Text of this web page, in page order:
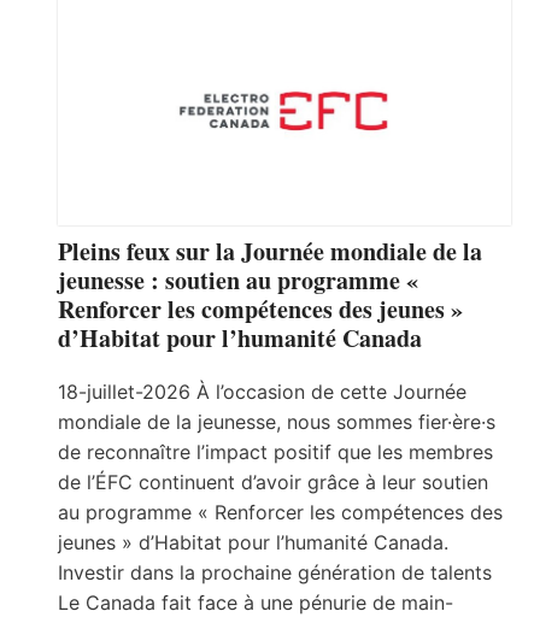
Pleins feux sur la Journée mondiale de la
jeunesse : soutien au programme «
Renforcer les compétences des jeunes »
d’Habitat pour l’humanité Canada
18-juillet-2026 À l’occasion de cette Journée
mondiale de la jeunesse, nous sommes fier·ère·s
de reconnaître l’impact positif que les membres
de l’ÉFC continuent d’avoir grâce à leur soutien
au programme « Renforcer les compétences des
jeunes » d’Habitat pour l’humanité Canada.
Investir dans la prochaine génération de talents
Le Canada fait face à une pénurie de main-